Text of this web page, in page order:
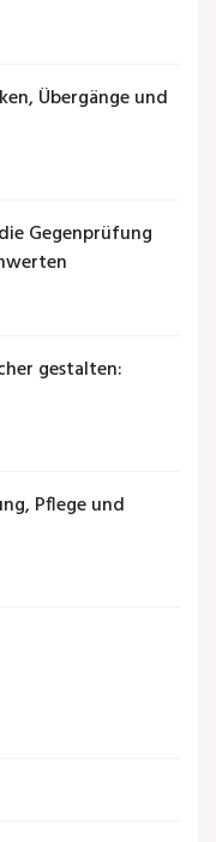
Übergänge und
Gegenprüfung
gestalten:
Pflege und